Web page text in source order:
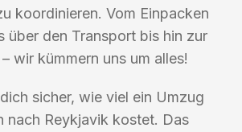
koordinieren. Vom Einpacken
über den Transport bis hin zur
wir kümmern uns um alles!
sicher, wie viel ein Umzug
nach Reykjavik kostet. Das